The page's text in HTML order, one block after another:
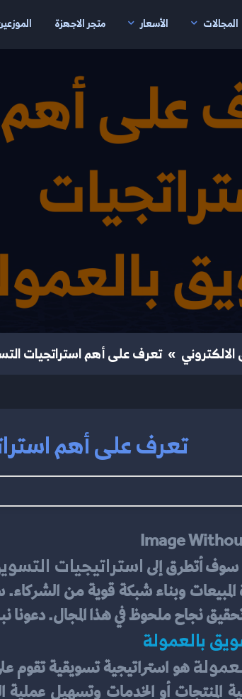
المجالات الأسعار متجر الاجهزة
تعرف على أهم استراتجيات
تعرف على أهم
سوف أتطرق إلى استراتيجيات
نجاح ملحوظ في هذا المجال. دعونا
بالعمولة